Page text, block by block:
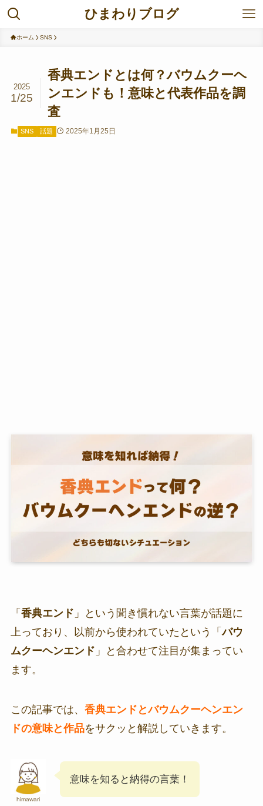
ひまわりブログ
ホーム SNS
香典エンドとは何？バウムクーヘ
ンエンドも！意味と代表作品を調
査
2025
1/25
SNS 話題 2025年1月25日
「 香典エンド 」という聞き慣れない言葉が話題に
上っており、以前から使われていたという「バウ
ムクーヘンエンド 」と合わせて注目が集まってい
ます。
この記事では、 香典エンドとバウムクーヘンエン
ドの意味と作品をサクッと解説していきます。
himawari
意味を知ると納得の言葉！